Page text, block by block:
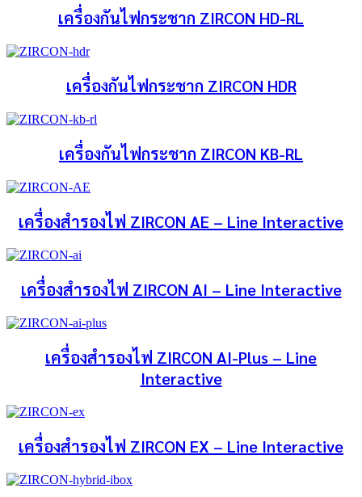
เครื่องกันไฟกระชาก ZIRCON HD-RL
เครื่องกันไฟกระชาก ZIRCON HDR
เครื่องกันไฟกระชาก ZIRCON KB-RL
เครื่องสำรองไฟ ZIRCON AE – Line Interactive
เครื่องสำรองไฟ ZIRCON AI – Line Interactive
เครื่องสำรองไฟ ZIRCON AI-Plus – Line
Interactive
เครื่องสำรองไฟ ZIRCON EX – Line Interactive